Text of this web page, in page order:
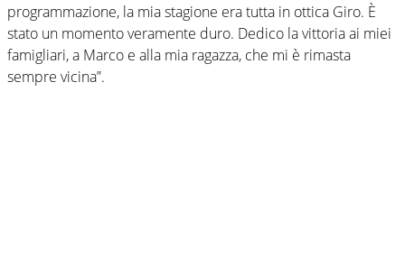
programmazione, la mia stagione era tutta in ottica Giro. È
stato un momento veramente duro. Dedico la vittoria ai miei
famigliari, a Marco e alla mia ragazza, che mi è rimasta
sempre vicina”.